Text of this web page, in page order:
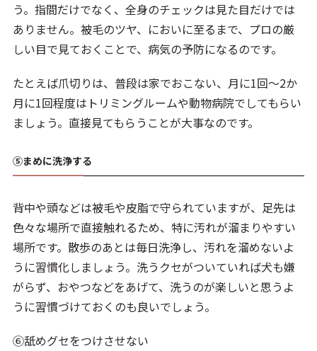
う。指間だけでなく、全身のチェックは見た目だけでは
ありません。被毛のツヤ、においに至るまで、プロの厳
しい目で見ておくことで、病気の予防になるのです。
たとえば爪切りは、普段は家でおこない、月に1回～2か
月に1回程度はトリミングルームや動物病院でしてもらい
ましょう。直接見てもらうことが大事なのです。
⑤まめに洗浄する
背中や頭などは被毛や皮脂で守られていますが、足先は
色々な場所で直接触れるため、特に汚れが溜まりやすい
場所です。散歩のあとは毎日洗浄し、汚れを溜めないよ
うに習慣化しましょう。洗うクセがついていれば犬も嫌
がらず、おやつなどをあげて、洗うのが楽しいと思うよ
うに習慣づけておくのも良いでしょう。
⑥舐めグセをつけさせない